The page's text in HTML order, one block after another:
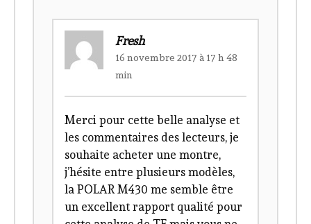
Fresh
16 novembre 2017 à 17 h 48
min
Merci pour cette belle analyse et
les commentaires des lecteurs, je
souhaite acheter une montre,
j’hésite entre plusieurs modèles,
la POLAR M430 me semble être
un excellent rapport qualité pour